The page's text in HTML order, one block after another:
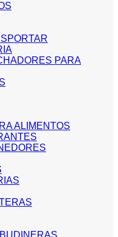
PARA
ALIMENTOS